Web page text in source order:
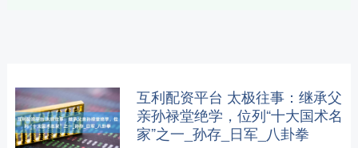
互利配资平台 太极往事：继承父
亲孙禄堂绝学，位列“十大国术名
家”之一_孙存_日军_八卦拳